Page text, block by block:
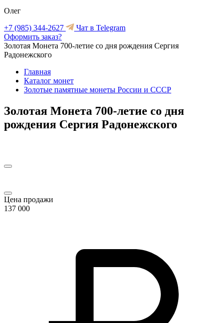
Олег
+7 (985) 344-2627
Чат в Telegram
Оформить заказ?
Золотая Монета 700-летие со дня рождения Сергия
Радонежского
Главная
Каталог монет
Золотые памятные монеты России и СССР
Золотая Монета 700-летие со дня
рождения Сергия Радонежского
Цена продажи
137 000